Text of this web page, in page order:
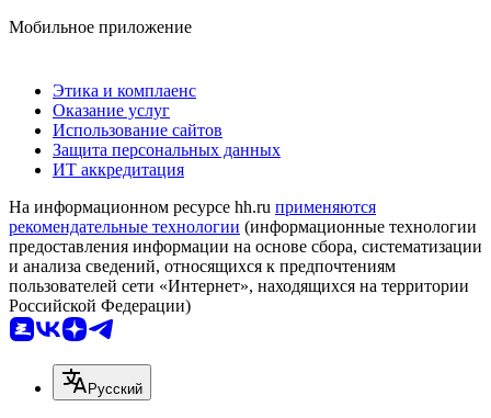
Мобильное приложение
Этика и комплаенс
Оказание услуг
Использование сайтов
Защита персональных данных
ИТ аккредитация
На информационном ресурсе hh.ru применяются
рекомендательные технологии (информационные технологии
предоставления информации на основе сбора, систематизации
и анализа сведений, относящихся к предпочтениям
пользователей сети «Интернет», находящихся на территории
Российской Федерации)
Русский